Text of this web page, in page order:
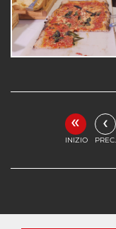
«
INIZIO
‹
PREC.